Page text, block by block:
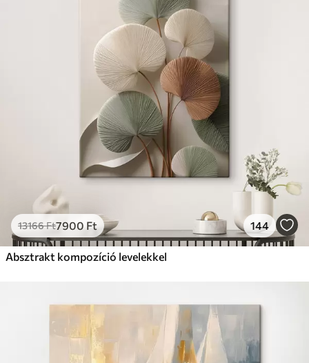
13166Ft7900 Ft 144
Absztrakt kompozíció levelekkel